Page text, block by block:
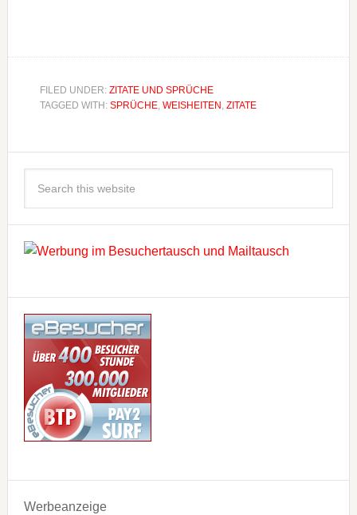
FILED UNDER: ZITATE UND SPRÜCHE
TAGGED WITH: SPRÜCHE, WEISHEITEN , ZITATE
Werbeanzeige